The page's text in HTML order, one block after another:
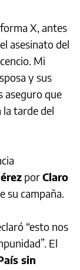
X, antes
asesinato del
Mi
y sus
aseguro que
la tarde del
porClaro
su campaña.
“esto nos
El
sin